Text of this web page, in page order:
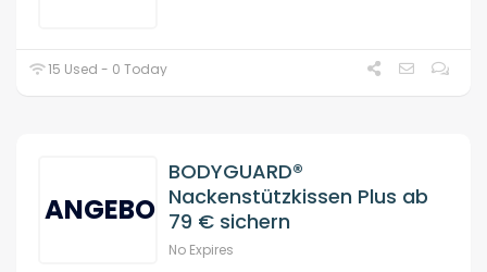
15 Used - 0 Today
ANGEBOT
BODYGUARD®
Nackenstützkissen Plus ab
79 € sichern
No Expires